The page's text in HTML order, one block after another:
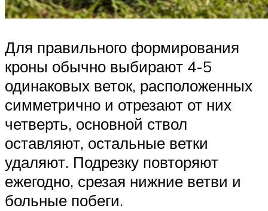
Для правильного формирования
кроны обычно выбирают 4-5
одинаковых веток, расположенных
симметрично и отрезают от них
четверть, основной ствол
оставляют, остальные ветки
удаляют. Подрезку повторяют
ежегодно, срезая нижние ветви и
больные побеги.